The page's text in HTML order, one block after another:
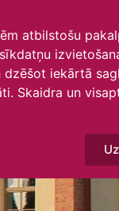
atbilstošu
iekārtā
Skaidra un